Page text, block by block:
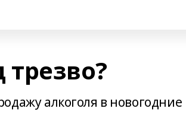
алкоголя в новогодние